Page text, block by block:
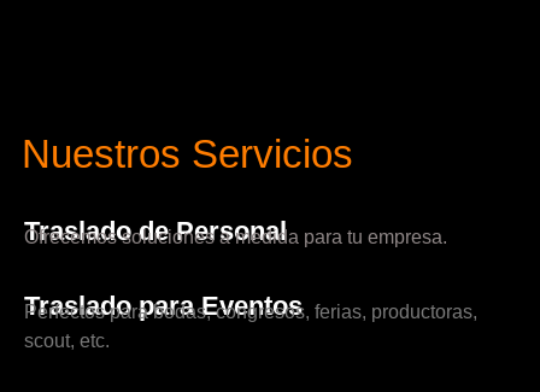
Nuestros Servicios
Traslado de Personal
Ofrecemos soluciones a medida para tu empresa.
Traslado para Eventos
Perfectos para bodas, congresos, ferias, productoras,
scout, etc.